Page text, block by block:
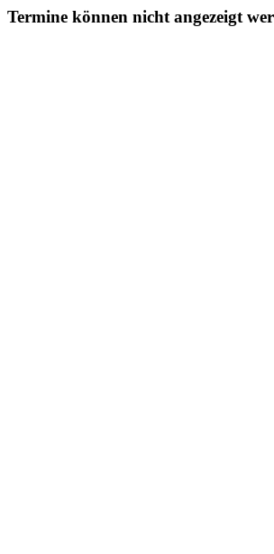
Termine können nicht angezeigt